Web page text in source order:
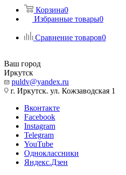
Корзина0
Избранные товары0
Сравнение товаров0
Ваш город
Иркутск
puldv@yandex.ru
г. Иркутск. ул. Кожзаводская 1
Вконтакте
Facebook
Instagram
Telegram
YouTube
Одноклассники
Яндекс.Дзен